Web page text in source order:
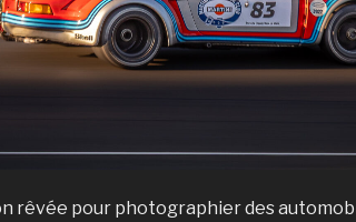
rêvée pour photographier des